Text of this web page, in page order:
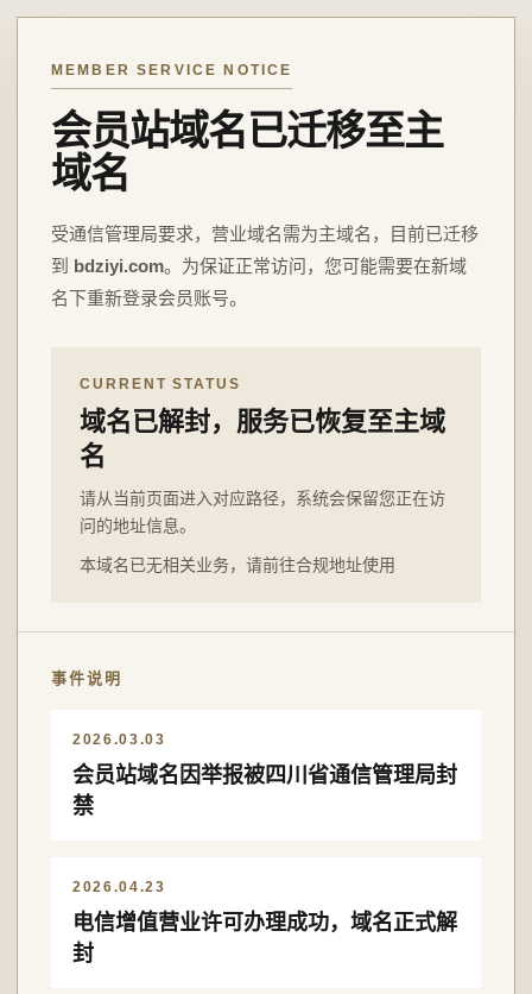
MEMBER SERVICE NOTICE
会员站域名已迁移至主
域名
受通信管理局要求，营业域名需为主域名，目前已迁移
到 bdziyi.com。为保证正常访问，您可能需要在新域
名下重新登录会员账号。
CURRENT STATUS
域名已解封，服务已恢复至主域
名
请从当前页面进入对应路径，系统会保留您正在访
问的地址信息。
本域名已无相关业务，请前往合规地址使用
事件说明
2026.03.03
会员站域名因举报被四川省通信管理局封
禁
2026.04.23
电信增值营业许可办理成功，域名正式解
封